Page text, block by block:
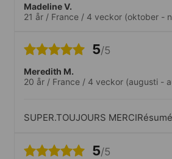
Madeline V.
21 år / France / 4 veckor (oktober -
5/5
Meredith M.
20 år / France / 4 veckor (augusti -
SUPER.TOUJOURS
5/5